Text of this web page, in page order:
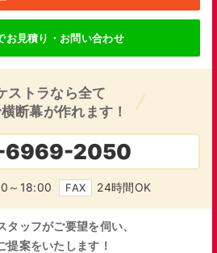
お見積り・お問い合わせ
ストラなら全て
断幕が作れます！
2050
～18:00 FAX 24時間OK
タッフがご要望を伺い、
提案をいたします！